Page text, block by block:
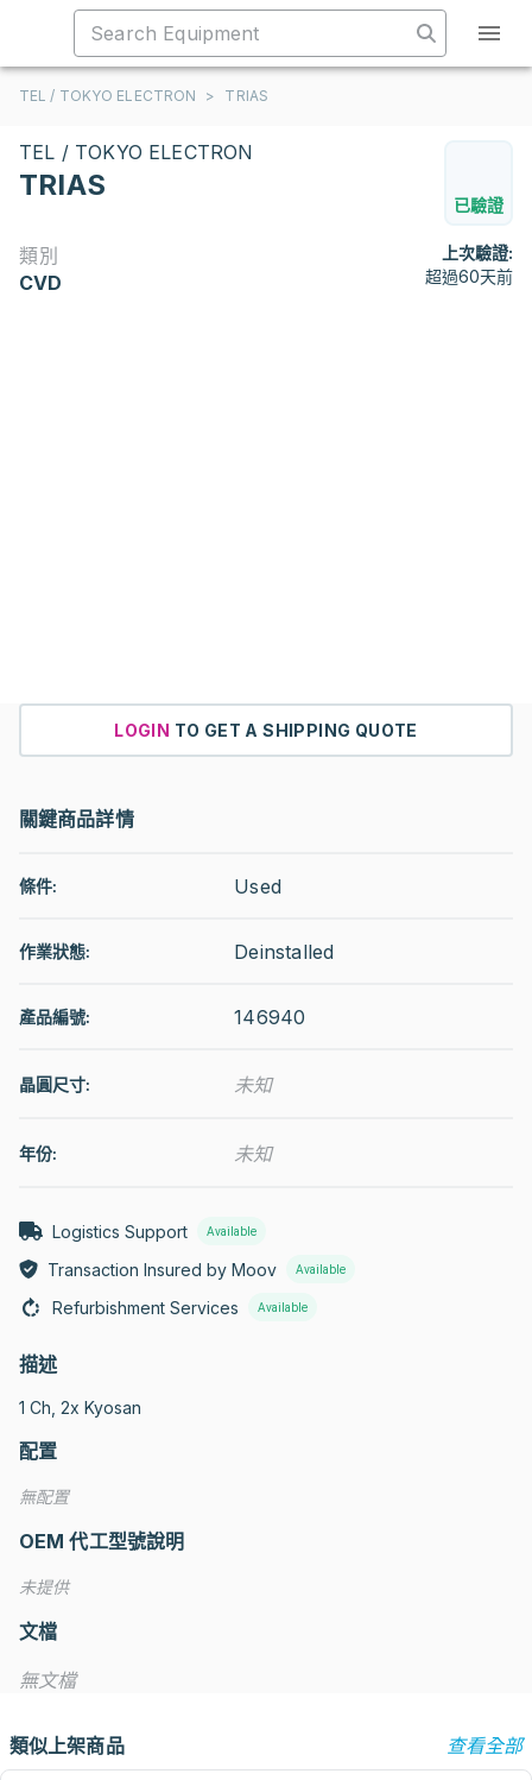
TEL / TOKYO ELECTRON > TRIAS
TEL / TOKYO ELECTRON
TRIAS
已驗證
類別
CVD
上次驗證:
超過60天前
LOGIN TO GET A SHIPPING QUOTE
關鍵商品詳情
條件: Used
作業狀態: Deinstalled
產品編號: 146940
晶圓尺寸: 未知
年份: 未知
Logistics Support Available
Transaction Insured by Moov Available
Refurbishment Services Available
描述
1 Ch, 2x Kyosan
配置
無配置
OEM 代工型號說明
未提供
文檔
無文檔
類似上架商品 查看全部